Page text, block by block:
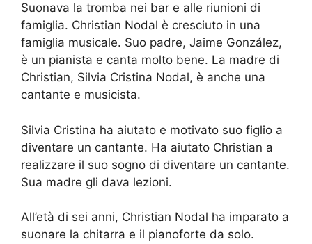
Suonava la tromba nei bar e alle riunioni di
famiglia. Christian Nodal è cresciuto in una
famiglia musicale. Suo padre, Jaime González,
è un pianista e canta molto bene. La madre di
Christian, Silvia Cristina Nodal, è anche una
cantante e musicista.
Silvia Cristina ha aiutato e motivato suo figlio a
diventare un cantante. Ha aiutato Christian a
realizzare il suo sogno di diventare un cantante.
Sua madre gli dava lezioni.
All’età di sei anni, Christian Nodal ha imparato a
suonare la chitarra e il pianoforte da solo.